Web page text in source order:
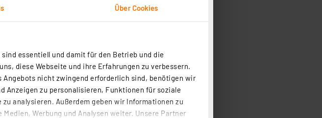
Über Cookies
essentiell und damit für den Betrieb und die
diese Webseite und ihre Erfahrungen zu verbessern.
Angebots nicht zwingend erforderlich sind, benötigen wir
Anzeigen zu personalisieren, Funktionen für soziale
analysieren. Außerdem geben wir Informationen zu
Werbung und Analysen weiter. Unsere Partner